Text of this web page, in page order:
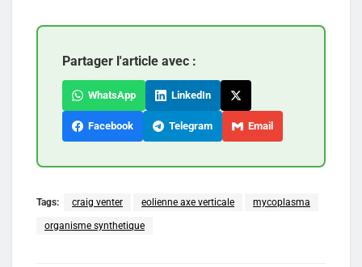
Partager l'article avec :
WhatsApp LinkedIn
Facebook Telegram Email
Tags: craig venter eolienne axe verticale mycoplasma
organisme synthetique